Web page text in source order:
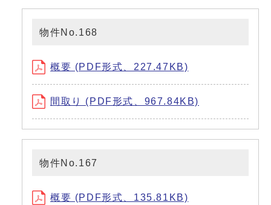
物件No.168
概要 (PDF形式、227.47KB)
間取り (PDF形式、967.84KB)
物件No.167
概要 (PDF形式、135.81KB)